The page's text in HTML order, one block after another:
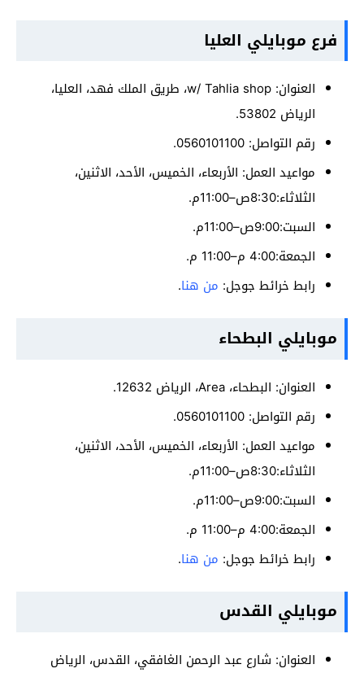
فرع موبايلي العليا
العنوان: w/ Tahlia shop، طريق الملك فهد، العليا،
الرياض 53802.
رقم التواصل: 0560101100.
مواعيد العمل: الأربعاء، الخميس، الأحد، الاثنين،
الثلاثاء:8:30ص–11:00م.
السبت:9:00ص–11:00م.
الجمعة:4:00 م–11:00 م.
رابط خرائط جوجل: من هنا.
موبايلي البطحاء
العنوان: البطحاء، Area، الرياض 12632.
رقم التواصل: 0560101100.
مواعيد العمل: الأربعاء، الخميس، الأحد، الاثنين،
الثلاثاء:8:30ص–11:00م.
السبت:9:00ص–11:00م.
الجمعة:4:00 م–11:00 م.
رابط خرائط جوجل: من هنا.
موبايلي القدس
العنوان: شارع عبد الرحمن الغافقي، القدس، الرياض